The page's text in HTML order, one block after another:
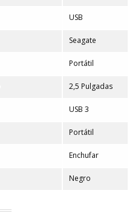
USB
Seagate
Portátil
2,5 Pulgadas
USB 3
Portátil
Enchufar
Negro